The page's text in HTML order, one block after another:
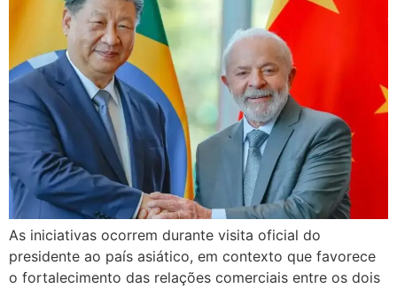
As iniciativas ocorrem durante visita oficial do
presidente ao país asiático, em contexto que favorece
o fortalecimento das relações comerciais entre os dois